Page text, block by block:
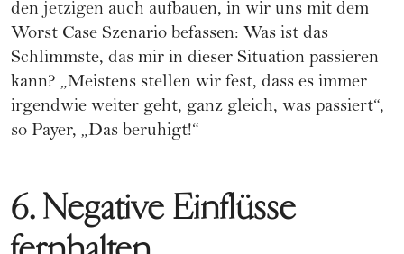
den jetzigen auch aufbauen, in wir uns mit dem
Worst Case Szenario befassen: Was ist das
Schlimmste, das mir in dieser Situation passieren
kann? „Meistens stellen wir fest, dass es immer
irgendwie weiter geht, ganz gleich, was passiert“,
so Payer, „Das beruhigt!“
6. Negative Einflüsse